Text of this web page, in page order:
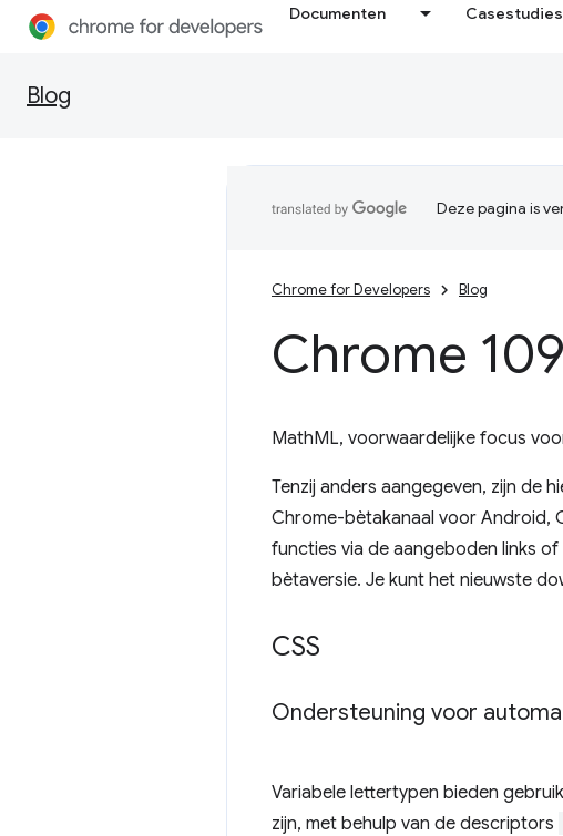
Documenten Casestudies
Blog
Deze pagina is
Chrome for Developers Blog
Chrome
MathML, voorwaardelijke focus
Tenzij anders aangegeven, zijn de
Chrome-bètakanaal voor Android,
functies via de aangeboden links
bètaversie. Je kunt het nieuwste
CSS
Ondersteuning voor
Variabele lettertypen bieden
zijn, met behulp van de descriptors